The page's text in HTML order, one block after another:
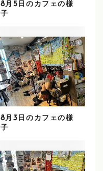
8月5日のカフェの様
子
8月3日のカフェの様
子